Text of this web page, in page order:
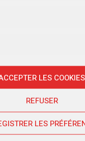
LES COOKIES
REFUSER
LES
de